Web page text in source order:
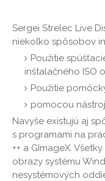
Sergei Strelec Live
niekoľko spôsobov
Použitie
inštalačného ISO
Použitie
pomocou
Navyše existujú aj
s programami na
++ a GImageX.
obrazy systému
nesystémových